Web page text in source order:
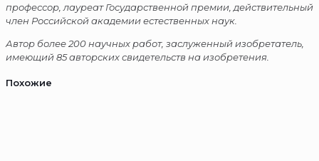
профессор, лауреат Государственной премии, действительный
член Российской академии естественных наук.
Автор более 200 научных работ, заслуженный изобретатель,
имеющий 85 авторских свидетельств на изобретения.
Похожие